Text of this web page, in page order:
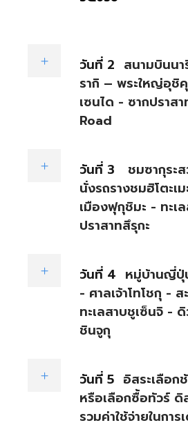
วันที่ 2 สนามบินน
รากิ – พระใหญ่อุชิ
เซนได - ซากปราส
Road
วันที่ 3
ชมซากุระ
นั่งรถรางชมฮิโตะเ
เมืองฟุกุชิมะ - ทะเ
ปราสาทสึรุกะ
วันที่ 4 หมู่บ้านญี่ปุ่
- ศาลเจ้าโทโชกุ -
ทะเลสาบชูเซ็นจิ -
ชินจูกุ
วันที่ 5 อิสระเลือก
หรือเลือกซื้อทัวร์
รวมค่าใช้จ่ายในการ